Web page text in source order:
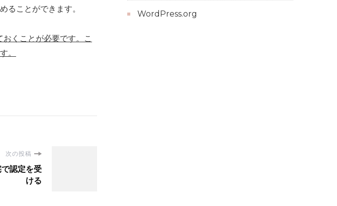
ることができます。
くことが必要です。こ
。
次の投稿
認定を受
ける
WordPress.org